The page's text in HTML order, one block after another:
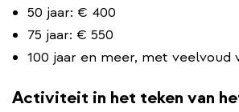
50 jaar: € 400
75 jaar: € 550
100 jaar en meer, met veelvoud
Activiteit in het teken van